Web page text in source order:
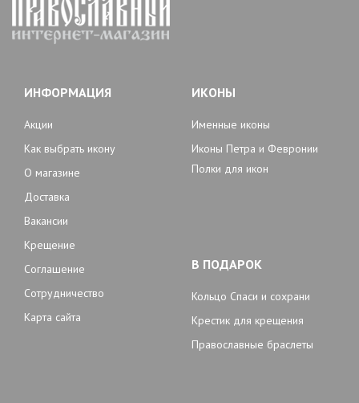
ИНФОРМАЦИЯ
Акции
Как выбрать икону
О магазине
Доставка
Вакансии
Крещение
Соглашение
Сотрудничество
Карта сайта
ИКОНЫ
Именные иконы
Иконы Петра и Февронии
Полки для икон
В ПОДАРОК
Кольцо Спаси и сохрани
Крестик для крещения
Православные браслеты